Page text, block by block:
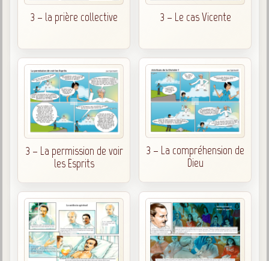
Belgique, Lux. et Canada
3 – la prière collective 3 – Le cas Vicente
3 – La permission de voir
les Esprits
3 – La compréhension de
Dieu